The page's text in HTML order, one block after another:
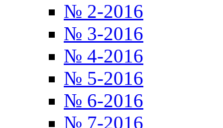
№ 2-2016
№ 3-2016
№ 4-2016
№ 5-2016
№ 6-2016
№ 7-2016